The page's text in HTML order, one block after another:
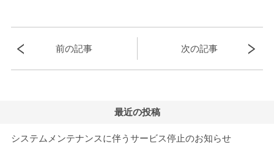
前の記事 次の記事
最近の投稿
システムメンテナンスに伴うサービス停止のお知らせ